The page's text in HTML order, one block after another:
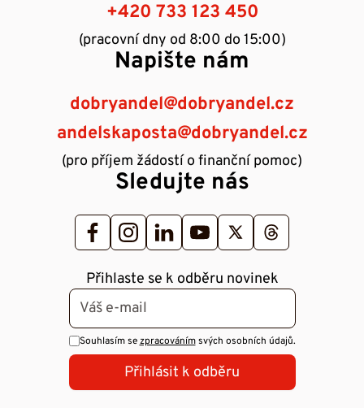
+420 733 123 450
(pracovní dny od 8:00 do 15:00)
Napište nám
dobryandel@dobryandel.cz
andelskaposta@dobryandel.cz
(pro příjem žádostí o finanční pomoc)
Sledujte nás
Přihlaste se k odběru novinek
Souhlasím sezpracovánímsvých osobních údajů.
Přihlásit k odběru